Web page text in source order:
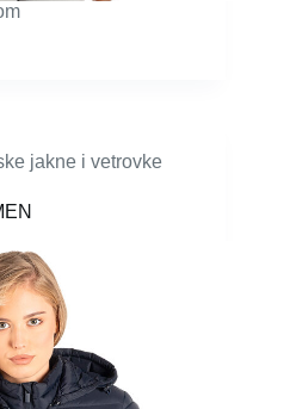
jakne i vetrovke